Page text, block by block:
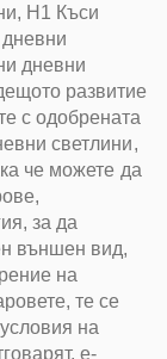
H1 Къси
дневни
развитие
с одобрената
светлини,
че можете да
за да
външен вид,
на
те се
на
е-